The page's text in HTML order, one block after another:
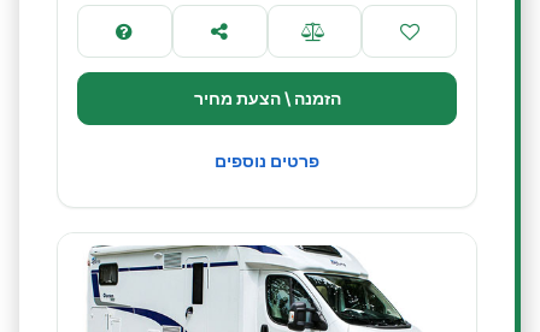
הזמנה \ הצעת מחיר
פרטים נוספים